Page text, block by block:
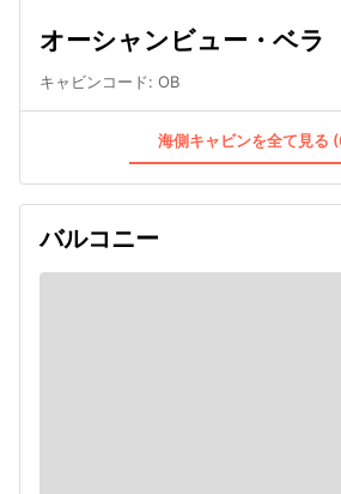
オーシャンビュー・ベラ
キャビンコード: OB
海側キャビンを全て見る
バルコニー